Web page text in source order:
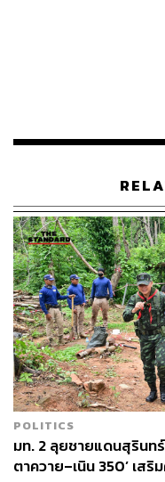
ดูแลตลอด 24 ชั่วโมง
ในวันนี้ คณะเจ้าหน้าที่
สุดท้าย (Final
ปลอดภัยเป็นที่เรียบร้อย
วันที่ 24 มกราคม 2569
เที่ยวขึ้น: ขบวนร
ขอนแก่น)
เที่ยวล่อง: ขบวนร
หัวลำโพง)
POLITICS
มท. 2 ลุยชายแดนสุรินท
ตาควาย–เนิน 350’ เส